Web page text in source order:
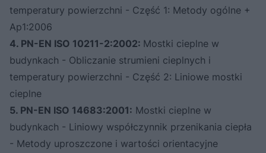
temperatury powierzchni - Część 1: Metody ogólne +
Ap1:2006
4. PN-EN ISO 10211-2:2002: Mostki cieplne w
budynkach - Obliczanie strumieni cieplnych i
temperatury powierzchni - Część 2: Liniowe mostki
cieplne
5. PN-EN ISO 14683:2001: Mostki cieplne w
budynkach - Liniowy współczynnik przenikania ciepła
- Metody uproszczone i wartości orientacyjne